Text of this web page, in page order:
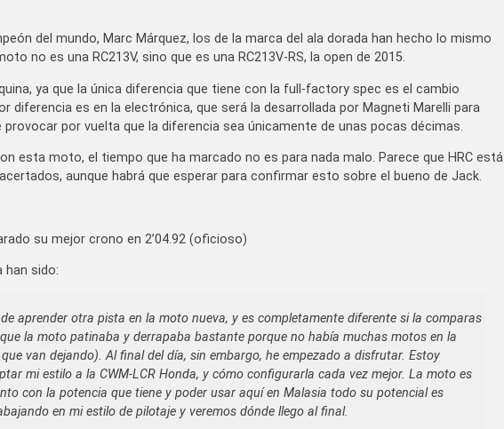
del mundo, Marc Márquez, los de la marca del ala dorada han hecho lo mismo
no es una RC213V, sino que es una RC213V-RS, la open de 2015.
ya que la única diferencia que tiene con la full-factory spec es el cambio
diferencia es en la electrónica, que será la desarrollada por Magneti Marelli para
por vuelta que la diferencia sea únicamente de unas pocas décimas.
esta moto, el tiempo que ha marcado no es para nada malo. Parece que HRC está
aunque habrá que esperar para confirmar esto sobre el bueno de Jack.
su mejor crono en 2’04.92 (oficioso)
han sido:
aprender otra pista en la moto nueva, y es completamente diferente si la comparas
la moto patinaba y derrapaba bastante porque no había muchas motos en la
van dejando). Al final del día, sin embargo, he empezado a disfrutar. Estoy
mi estilo a la CWM-LCR Honda, y cómo configurarla cada vez mejor. La moto es
con la potencia que tiene y poder usar aquí en Malasia todo su potencial es
en mi estilo de pilotaje y veremos dónde llego al final.